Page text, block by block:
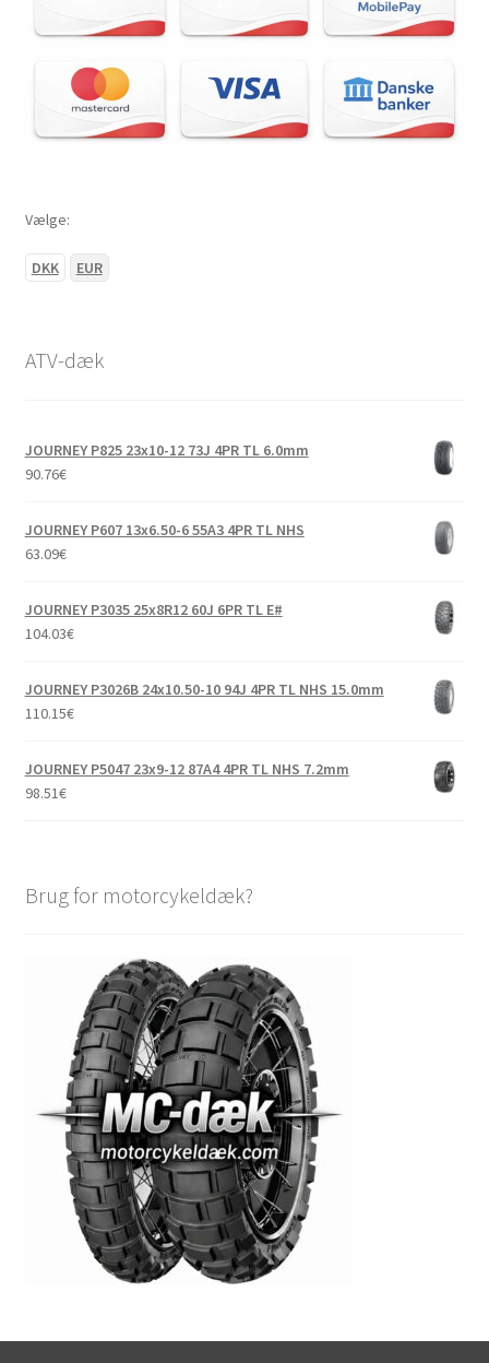
Vælge:
DKK EUR
ATV-dæk
JOURNEY P825 23x10-12 73J 4PR TL 6.0mm
90.76€
JOURNEY P607 13x6.50-6 55A3 4PR TL NHS
63.09€
JOURNEY P3035 25x8R12 60J 6PR TL E#
104.03€
JOURNEY P3026B 24x10.50-10 94J 4PR TL NHS 15.0mm
110.15€
JOURNEY P5047 23x9-12 87A4 4PR TL NHS 7.2mm
98.51€
Brug for motorcykeldæk?